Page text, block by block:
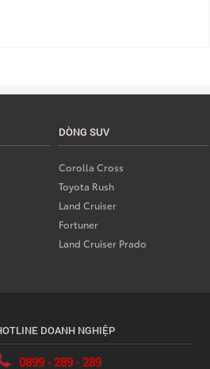
DÒNG SUV
Corolla Cross
Toyota Rush
Land Cruiser
Fortuner
Land Cruiser Prado
DOANH NGHIỆP
0899 - 289 - 289